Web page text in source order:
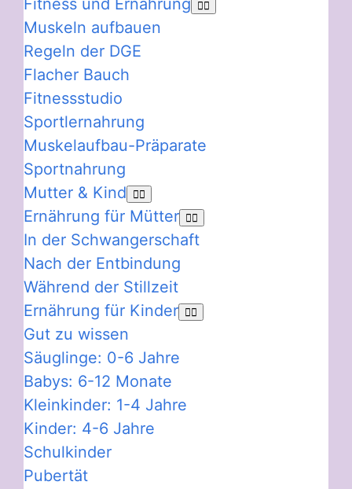
Muskeln aufbauen
Regeln der DGE
Flacher Bauch
Fitnessstudio
Sportlernahrung
Muskelaufbau-Präparate
Sportnahrung
Mutter & Kind
Ernährung für Mütter
In der Schwangerschaft
Nach der Entbindung
Während der Stillzeit
Ernährung für Kinder
Gut zu wissen
Säuglinge: 0-6 Jahre
Babys: 6-12 Monate
Kleinkinder: 1-4 Jahre
Kinder: 4-6 Jahre
Schulkinder
Pubertät